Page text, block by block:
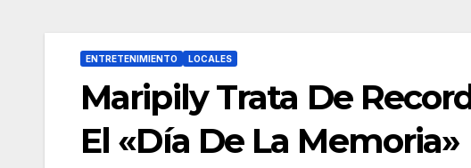
ENTRETENIMIENTO LOCALES
Maripily Trata De
El «Día De La Memoria»